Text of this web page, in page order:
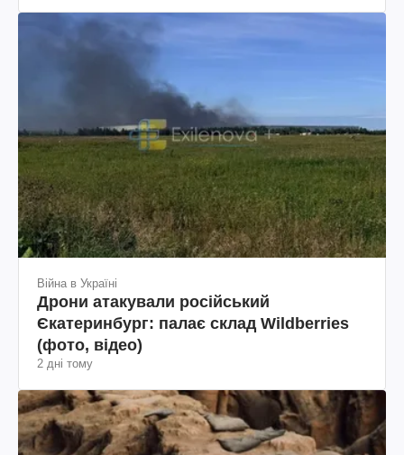
Війна в Україні
Дрони атакували російський
Єкатеринбург: палає склад Wildberries
(фото, відео)
2 дні тому